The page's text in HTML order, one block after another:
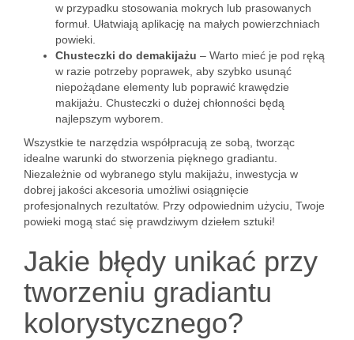
w przypadku stosowania mokrych lub prasowanych
formuł. Ułatwiają aplikację na małych powierzchniach
powieki.
Chusteczki do demakijażu – Warto mieć je pod ręką
w razie potrzeby poprawek, aby szybko usunąć
niepożądane elementy lub poprawić krawędzie
makijażu. Chusteczki o dużej chłonności będą
najlepszym wyborem.
Wszystkie te narzędzia współpracują ze sobą, tworząc
idealne warunki do stworzenia pięknego gradiantu.
Niezależnie od wybranego stylu makijażu, inwestycja w
dobrej jakości akcesoria umożliwi osiągnięcie
profesjonalnych rezultatów. Przy odpowiednim użyciu, Twoje
powieki mogą stać się prawdziwym dziełem sztuki!
Jakie błędy unikać przy
tworzeniu gradiantu
kolorystycznego?